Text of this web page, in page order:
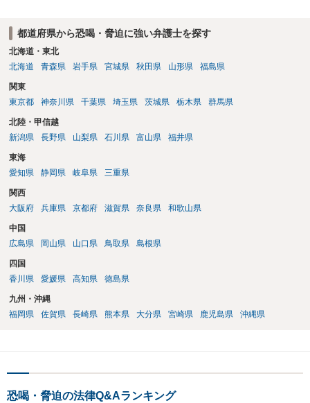
都道府県から恐喝・脅迫に強い弁護士を探す
北海道・東北
北海道
青森県 岩手県 宮城県 秋田県 山形県 福島県
関東
東京都
神奈川県 千葉県 埼玉県 茨城県 栃木県 群馬県
北陸・甲信越
新潟県
長野県 山梨県 石川県 富山県 福井県
東海
愛知県
静岡県 岐阜県 三重県
関西
大阪府
兵庫県 京都府 滋賀県 奈良県 和歌山県
中国
広島県
岡山県 山口県 鳥取県 島根県
四国
香川県
愛媛県 高知県 徳島県
九州・沖縄
福岡県
佐賀県 長崎県 熊本県 大分県 宮崎県 鹿児島県 沖縄県
恐喝・脅迫の法律Q&Aランキング